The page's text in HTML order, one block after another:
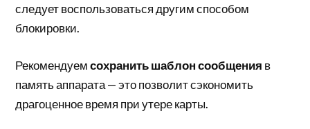
следует воспользоваться другим способом
блокировки.
Рекомендуемсохранить шаблон сообщения в
память аппарата — это позволит сэкономить
драгоценное время при утере карты.